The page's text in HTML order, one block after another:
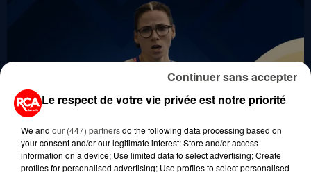
Le respect de votre vie privée est notre priorité
We and our (447) partnersdo the following data processing based on
your consent and/or our legitimate interest: Store and/or access
information on a device; Use limited data to select advertising; Create
profiles for personalised advertising; Use profiles to select personalised
Continuer sans accepter